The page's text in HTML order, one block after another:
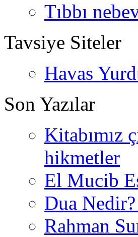
Tıbbı
Tavsiye Siteler
Havas
Son Yazılar
Kitabımız
hikmetler
El Mucib
Dua
Rahman